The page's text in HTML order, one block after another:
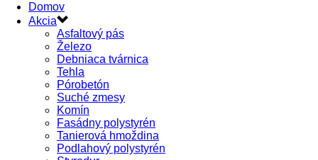
Domov
Akcia
Asfaltový pás
Železo
Debniaca tvárnica
Tehla
Pórobetón
Suché zmesy
Komín
Fasádny polystyrén
Tanierová hmoždina
Podlahový polystyrén